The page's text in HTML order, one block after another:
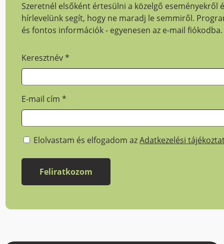
Szeretnél elsőként értesülni a közelgő eseményekről
hírlevelünk segít, hogy ne maradj le semmiről.
és fontos információk - egyenesen az e-mail fiókodba.
Keresztnév*
E-mail cím*
Elolvastam és elfogadom azAdatkezelési